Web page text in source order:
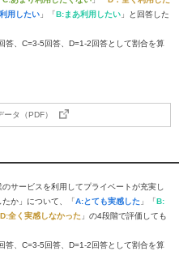
用したい 」「B:まあ利用したい 」と回答した
、C=3-5回答、D=1-2回答として割合を算
タ（PDF）
サービスを利用してプライベートが充実し
か」について、「A:とても実感した 」「B:
D:全く実感しなかった 」の4段階で評価しても
、C=3-5回答、D=1-2回答として割合を算